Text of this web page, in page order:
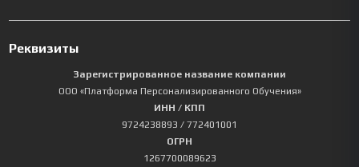
Реквизиты
Зарегистрированное название компании
ООО «Платформа Персонализированного Обучения»
ИНН / КПП
9724238893 / 772401001
ОГРН
1267700089623